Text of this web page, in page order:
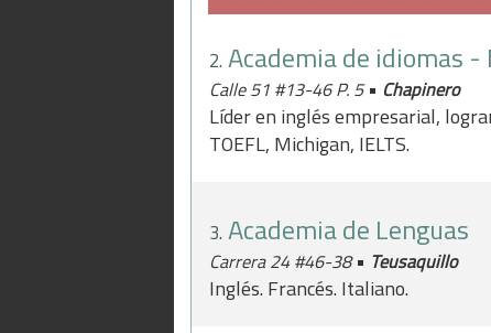
2. Academia de idiomas
Calle 51 #13-46 P. 5• Chapinero
Líder en inglés empresarial,
TOEFL, Michigan, IELTS.
3. Academia de Lenguas
Carrera 24 #46-38• Teusaquillo
Inglés. Francés. Italiano.